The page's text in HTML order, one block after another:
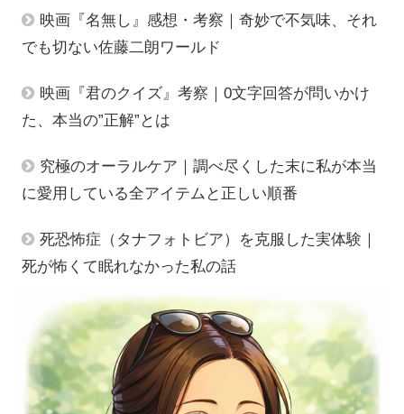
映画『名無し』感想・考察｜奇妙で不気味、それ
でも切ない佐藤二朗ワールド
映画『君のクイズ』考察｜0文字回答が問いかけ
た、本当の”正解”とは
究極のオーラルケア｜調べ尽くした末に私が本当
に愛用している全アイテムと正しい順番
死恐怖症（タナフォトビア）を克服した実体験｜
死が怖くて眠れなかった私の話